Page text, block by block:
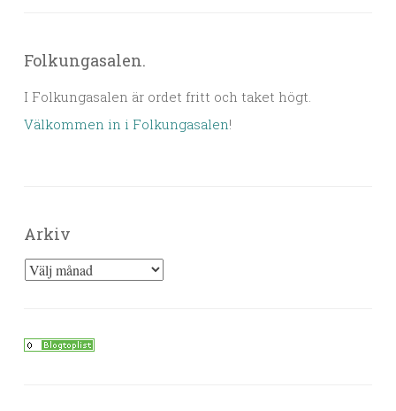
Folkungasalen.
I Folkungasalen är ordet fritt och taket högt.
Välkommen in i Folkungasalen!
Arkiv
Arkiv